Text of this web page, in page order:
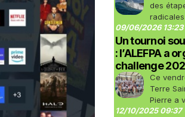
des
radicales
09/06/2026 13:23
Un tournoi
: l’ALEFPA a
challenge
Ce
Terre
Pierre a
12/10/2025 09:37